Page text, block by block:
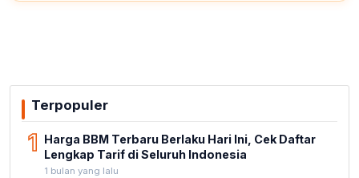
Terpopuler
1 Harga BBM Terbaru Berlaku Hari Ini, Cek Daftar
Lengkap Tarif di Seluruh Indonesia
1 bulan yang lalu